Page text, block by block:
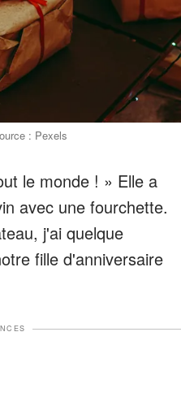
: Pexels
le monde ! » Elle a
avec une fourchette.
j'ai quelque
fille d'anniversaire